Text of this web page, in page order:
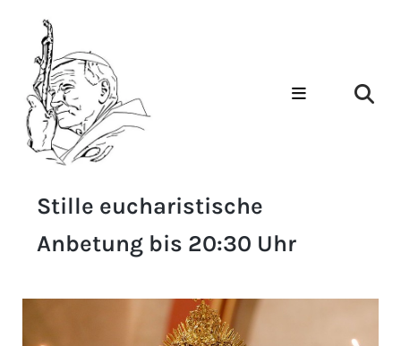
Stille eucharistische
Anbetung bis 20:30 Uhr